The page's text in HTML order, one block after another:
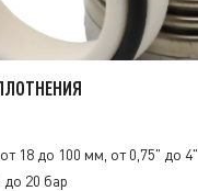
от 18 до 100 мм, от 0,75" до 4"
до 20 бар